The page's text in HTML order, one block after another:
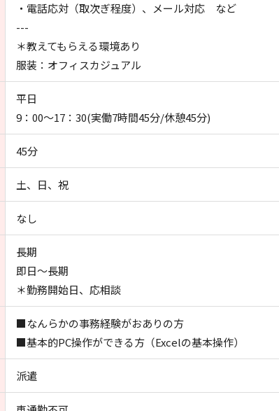
・電話応対（取次ぎ程度）、メール対応 など
---
＊教えてもらえる環境あり
服装：オフィスカジュアル
平日
9：00～17：30(実働7時間45分/休憩45分)
45分
土、日、祝
なし
長期
即日～長期
＊勤務開始日、応相談
■なんらかの事務経験がおありの方
■基本的PC操作ができる方（Excelの基本操作）
派遣